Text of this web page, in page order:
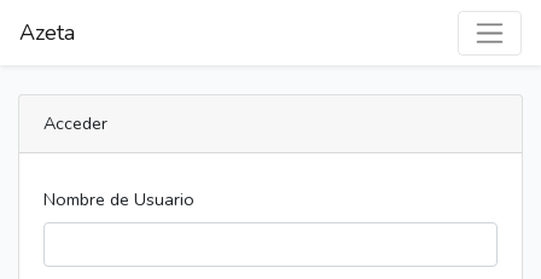
Azeta
Acceder
Nombre de Usuario